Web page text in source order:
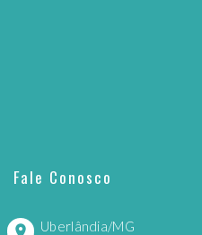
Fale Conosco
Uberlândia/MG